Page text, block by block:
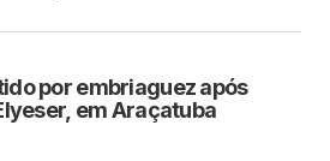
por embriaguez após
em Araçatuba